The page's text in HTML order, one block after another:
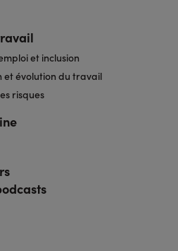
et inclusion
et évolution du travail
risques